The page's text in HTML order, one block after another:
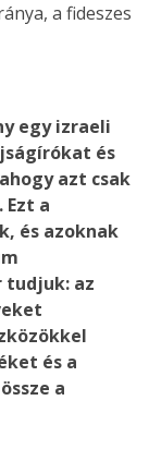
a fideszes
egy izraeli
és
azt csak
a
és azoknak
tudjuk: az
és a
a